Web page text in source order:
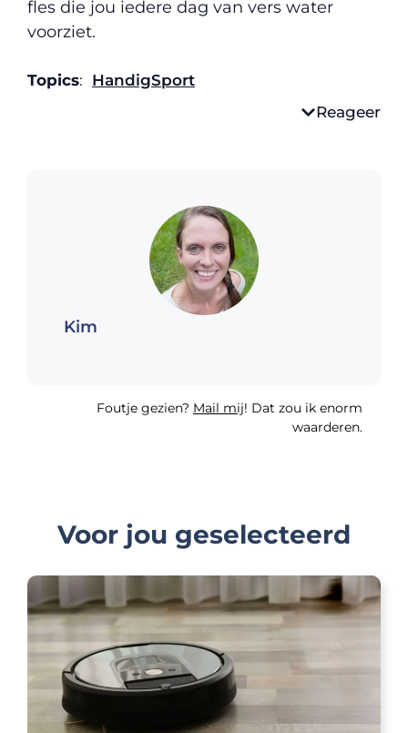
fles die jou iedere dag van vers water
voorziet.
Topics: HandigSport
Reageer
Kim
Foutje gezien? Mail mij! Dat zou ik enorm
waarderen.
Voor jou geselecteerd